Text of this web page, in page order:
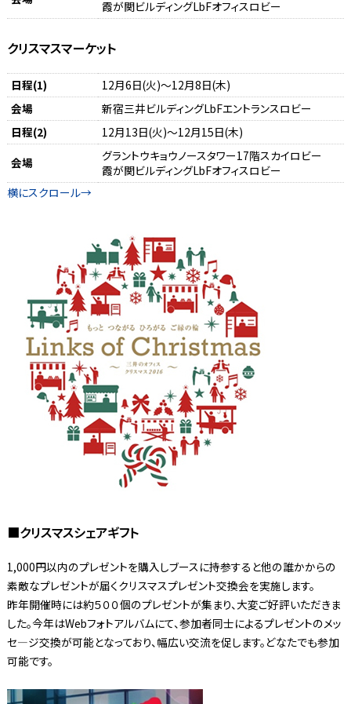
霞が関ビルディングLbFオフィスロビー
クリスマスマーケット
日程(1)
12月6日(火)～12月8日(木)
会場
新宿三井ビルディングLbFエントランスロビー
日程(2)
12月13日(火)～12月15日(木)
会場
グラントウキョウノースタワー17階スカイロビー
霞が関ビルディングLbFオフィスロビー
■クリスマスシェアギフト
1,000円以内のプレゼントを購入しブースに持参すると他の誰かからの
素敵なプレゼントが届くクリスマスプレゼント交換会を実施します。
昨年開催時には約５００個のプレゼントが集まり、大変ご好評いただきま
した。今年はWebフォトアルバムにて、参加者同士によるプレゼントのメッ
セ―ジ交換が可能となっており、幅広い交流を促します。どなたでも参加
可能です。